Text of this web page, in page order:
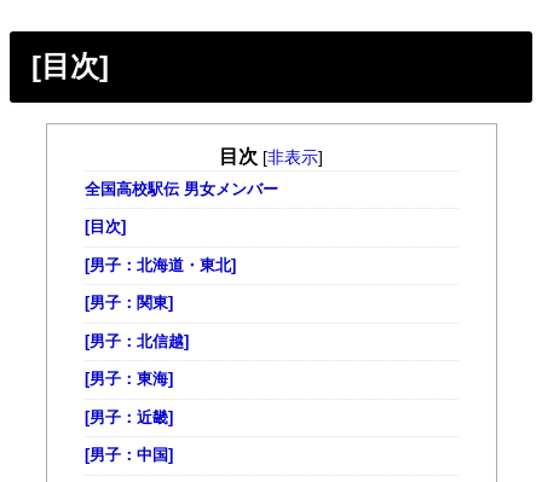
[目次]
目次 [非表示]
全国高校駅伝 男女メンバー
[目次]
[男子：北海道・東北]
[男子：関東]
[男子：北信越]
[男子：東海]
[男子：近畿]
[男子：中国]